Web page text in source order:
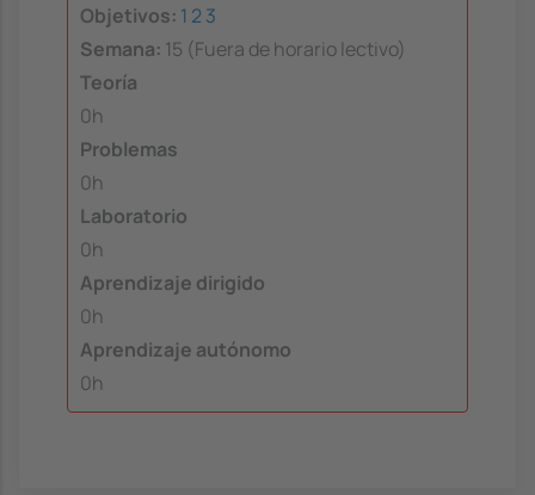
Objetivos: 1 23
Semana: 15 (Fuera de horario lectivo)
Teoría
0h
Problemas
0h
Laboratorio
0h
Aprendizaje dirigido
0h
Aprendizaje autónomo
0h